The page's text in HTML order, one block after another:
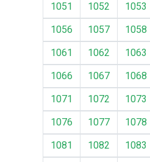
1051
1052 1053
1056
1057 1058
1061
1062 1063
1066
1067 1068
1071
1072 1073
1076
1077 1078
1081
1082 1083